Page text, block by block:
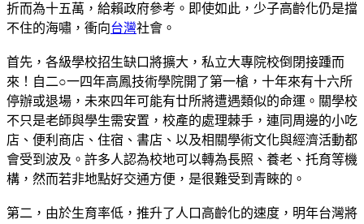
折而為十五萬，給賴政府參考。即使如此，少子高齡化仍是擋
不住的海嘯，衝向台灣社會。
首先，各級學校招生缺口將擴大，私立大專院校倒閉接踵而
來！自二○一四年高鳳技術學院開了第一槍，十年來有十六所
停辦或退場，未來四年可能有廿所將遭遇類似的命運。關學校
不只是老師與學生需安置，校產的處理棘手，連同周邊的小吃
店、便利商店、住宿、書店、以及相關學術文化與經濟活動都
會受到波及。許多人認為校地可以轉為長照、養老、托育等機
構，然而若非地點好交通方便，是很難受到青睞的。
第二，由於生育率低，推升了人口高齡化的速度，明年台灣將